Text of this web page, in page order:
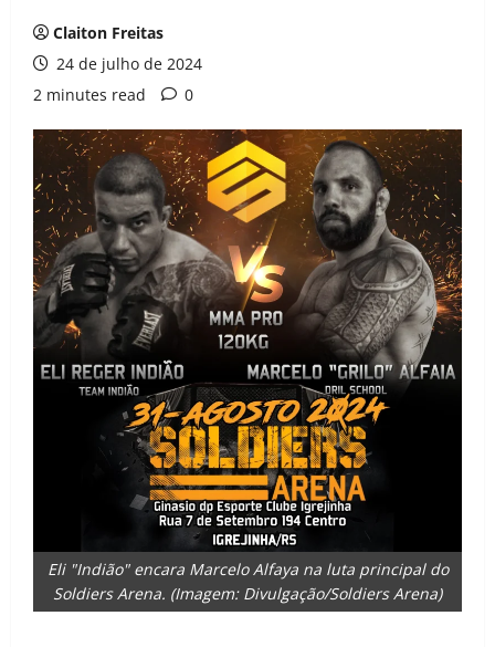
Claiton Freitas
24 de julho de 2024
2 minutes read
0
Eli "Indião" encara Marcelo Alfaya na luta principal do
Soldiers Arena. (Imagem: Divulgação/Soldiers Arena)